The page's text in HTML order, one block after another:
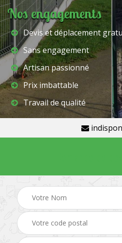
Nos engagements
Devis et déplacement
Sans engagement
Artisan passionné
Prix imbattable
Travail de qualité